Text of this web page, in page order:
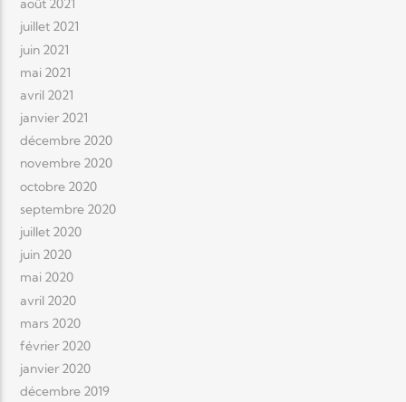
août 2021
juillet 2021
juin 2021
mai 2021
avril 2021
janvier 2021
décembre 2020
novembre 2020
octobre 2020
septembre 2020
juillet 2020
juin 2020
mai 2020
avril 2020
mars 2020
février 2020
janvier 2020
décembre 2019